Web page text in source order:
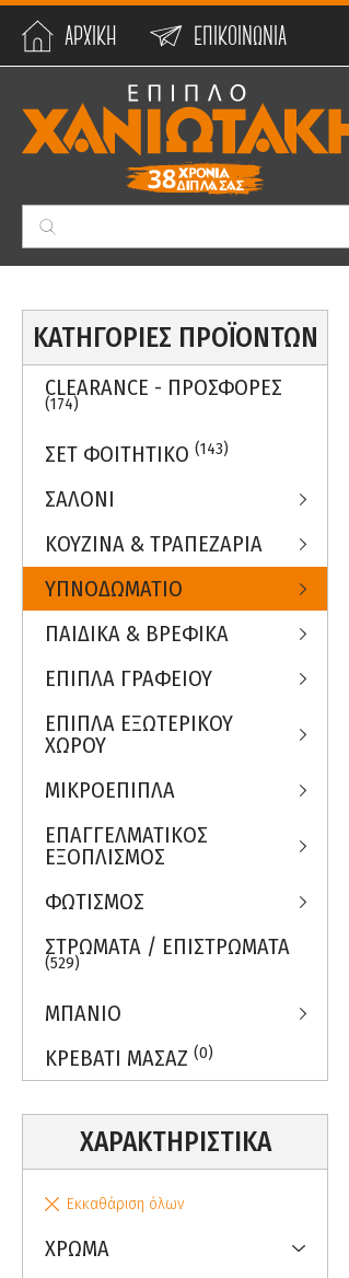
ΑΡΧΙΚΗ ΕΠΙΚΟΙΝΩΝΙΑ
ΚΑΤΗΓΟΡΙΕΣ ΠΡΟΪΟΝΤΩΝ
CLEARANCE - ΠΡΟΣΦΟΡΕΣ
(174)
ΣΕΤ ΦΟΙΤΗΤΙΚΟ (143)
ΣΑΛΟΝΙ
ΚΟΥΖΙΝΑ & ΤΡΑΠΕΖΑΡΙΑ
ΥΠΝΟΔΩΜΑΤΙΟ
ΠΑΙΔΙΚΑ & ΒΡΕΦΙΚΑ
ΕΠΙΠΛΑ ΓΡΑΦΕΙΟΥ
ΕΠΙΠΛΑ ΕΞΩΤΕΡΙΚΟΥ
ΧΩΡΟΥ
ΜΙΚΡΟΕΠΙΠΛΑ
ΕΠΑΓΓΕΛΜΑΤΙΚΟΣ
ΕΞΟΠΛΙΣΜΟΣ
ΦΩΤΙΣΜΟΣ
ΣΤΡΩΜΑΤΑ / ΕΠΙΣΤΡΩΜΑΤΑ
(529)
ΜΠΑΝΙΟ
ΚΡΕΒΑΤΙ ΜΑΣΑΖ (0)
ΧΑΡΑΚΤΗΡΙΣΤΙΚΑ
Εκκαθάριση όλων
ΧΡΩΜΑ